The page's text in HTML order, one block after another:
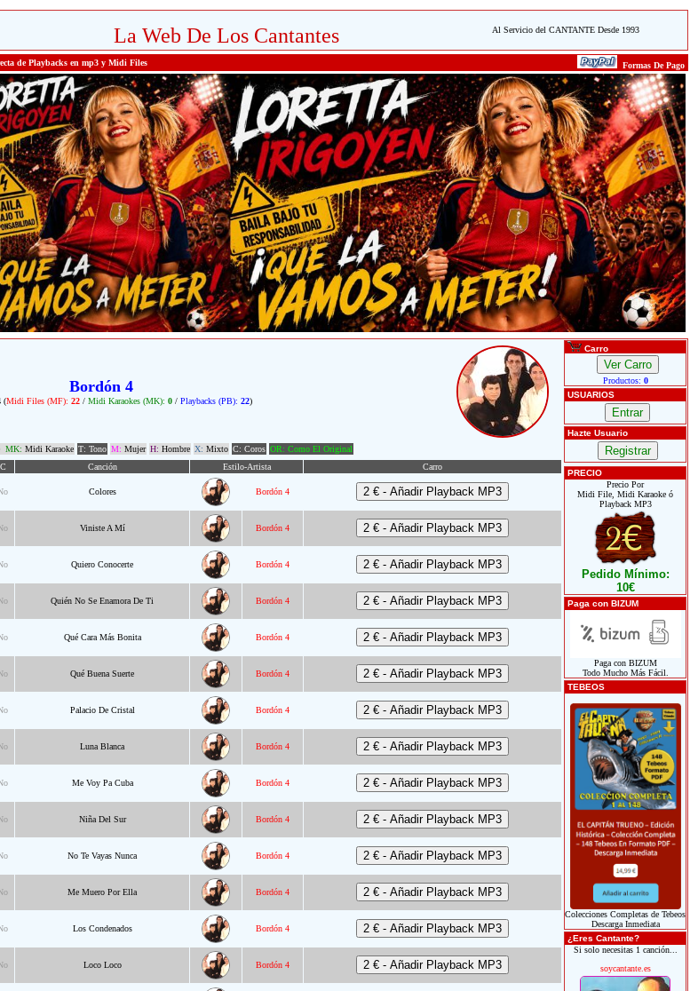
La Web De Los Cantantes Al Servicio del CANTANTE Desde 1993
de Playbacks en mp3 y Midi Files Formas De Pago
Bordón 4
(Midi Files (MF): 22 / Midi Karaokes (MK): 0 / Playbacks (PB): 22)
MK: Midi Karaoke T: Tono M: Mujer H: Hombre X: Mixto C: Coros OR: Como El Original
C Canción Estilo-Artista Carro
Colores Bordón 4
Viniste A Mí Bordón 4
Quiero Conocerte Bordón 4
Quién No Se Enamora De Ti Bordón 4
Qué Cara Más Bonita Bordón 4
Qué Buena Suerte Bordón 4
Palacio De Cristal Bordón 4
Luna Blanca Bordón 4
Me Voy Pa Cuba Bordón 4
Niña Del Sur Bordón 4
No Te Vayas Nunca Bordón 4
Me Muero Por Ella Bordón 4
Los Condenados Bordón 4
Loco Loco Bordón 4
Carro
Productos: 0
USUARIOS
Hazte Usuario
PRECIO
Precio Por
Midi File, Midi Karaoke ó
Playback MP3
Pedido Mínimo:
10€
Paga con BIZUM
Paga con BIZUM
Todo Mucho Más Fácil.
TEBEOS
Colecciones Completas de Tebeos
Descarga Inmediata
¿Eres Cantante?
Si solo necesitas 1 canción...
soycantante.es